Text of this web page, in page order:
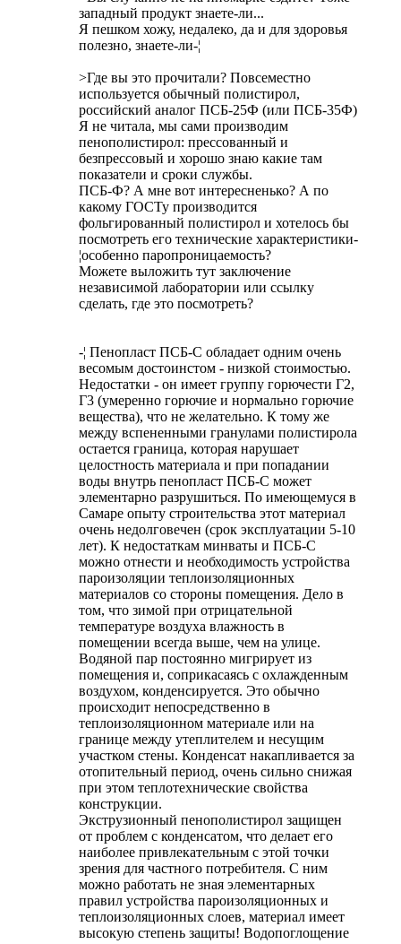
западный продукт знаете-ли...
Я пешком хожу, недалеко, да и для здоровья
полезно, знаете-ли-¦
>Где вы это прочитали? Повсеместно
используется обычный полистирол,
российский аналог ПСБ-25Ф (или ПСБ-35Ф)
Я не читала, мы сами производим
пенополистирол: прессованный и
безпрессовый и хорошо знаю какие там
показатели и сроки службы.
ПСБ-Ф? А мне вот интересненько? А по
какому ГОСТу производится
фольгированный полистирол и хотелось бы
посмотреть его технические характеристики-
¦особенно паропроницаемость?
Можете выложить тут заключение
независимой лаборатории или ссылку
сделать, где это посмотреть?
-¦ Пенопласт ПСБ-С обладает одним очень
весомым достоинстом - низкой стоимостью.
Недостатки - он имеет группу горючести Г2,
Г3 (умеренно горючие и нормально горючие
вещества), что не желательно. К тому же
между вспененными гранулами полистирола
остается граница, которая нарушает
целостность материала и при попадании
воды внутрь пенопласт ПСБ-С может
элементарно разрушиться. По имеющемуся в
Самаре опыту строительства этот материал
очень недолговечен (срок эксплуатации 5-10
лет). К недостаткам минваты и ПСБ-С
можно отнести и необходимость устройства
пароизоляции теплоизоляционных
материалов со стороны помещения. Дело в
том, что зимой при отрицательной
температуре воздуха влажность в
помещении всегда выше, чем на улице.
Водяной пар постоянно мигрирует из
помещения и, соприкасаясь с охлажденным
воздухом, конденсируется. Это обычно
происходит непосредственно в
теплоизоляционном материале или на
границе между утеплителем и несущим
участком стены. Конденсат накапливается за
отопительный период, очень сильно снижая
при этом теплотехнические свойства
конструкции.
Экструзионный пенополистирол защищен
от проблем с конденсатом, что делает его
наиболее привлекательным с этой точки
зрения для частного потребителя. С ним
можно работать не зная элементарных
правил устройства пароизоляционных и
теплоизоляционных слоев, материал имеет
высокую степень защиты! Водопоглощение